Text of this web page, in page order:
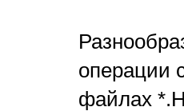
операции
файлах